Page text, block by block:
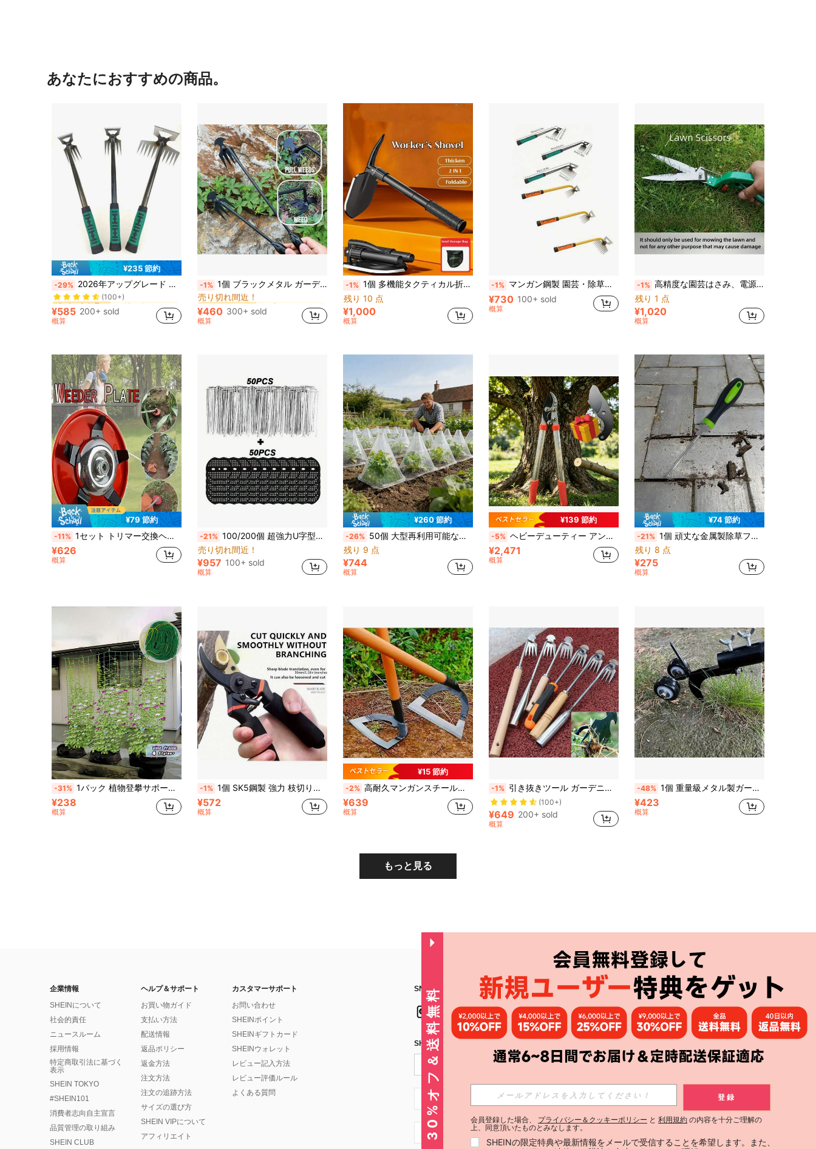
あなたにおすすめの商品。
¥235 節約
-29% 2026年アップグレード マンガン鋼ウィーダー、手動マルチファンクション ガーデンリムーバーツール、頑丈な金属ハンドル、ヤードやガーデンの除草と掘削に適しています
#8 ベストセラー
に ガーデニングツール
(100+)
#8 ベストセラー
(100+)
#8 ベストセラー
(100+)
#8 ベストセラー
¥585 200+ sold
概算
-1% 1個 ブラックメタル ガーデニング除草ツール - ポータブル4本爪ハンドヘルド除草機、厚手スチール、錆びにくく耐久性あり、多機能芝生ケアフック、庭とガーデン、バルコニーガーデニングツールアクセサリーに適しています
#2 ベストセラー
売り切れ間近！
#2 ベストセラー
売り切れ間近！
#2 ベストセラー
売り切れ間近！
#2 ベストセラー に ブラック ガーデニングツール
売り切れ間近！
¥460 300+ sold
概算
-1% 1個 多機能タクティカル折りたたみサバイバルシャベル カモフラージュ外袋付き、ノコギリ、ピックヘッド、折りたたみ式エンジニアリングシャベル アウトドアアドベンチャー、サバイバル、ハイキング、キャンプ用、耐久性のあるステンレス鋼
残り 10 点
¥1,000
概算
-1% マンガン鋼製 園芸・除草ツール 1個 - 手動式園芸レーキ、人間工学に基づいたグリーンとイエローのハンドル装備、土や雑草を簡単に除去できる、2way手動除草スコップ、園芸作業に適した、手動式園芸ツール | 人間工学に基づいた園芸ツール | 頑丈な園芸ツール
¥730 100+ sold
概算
-1% 高精度な園芸はさみ、電源不要、家庭の庭いじりやお庭の手入れに適しています。耐久性があり長持ちします。人間工学に基づいたデザインの炭素鋼製の現代的な芝刈り機。
残り 1 点
¥1,020
概算
¥79 節約
-11% 1セット トリマー交換ヘッド - 水陸両用刈払い刃 アンチラップガード付き、水田や果樹園に適した耐久性のある刈刃、芝刈り機とブラシカッターに汎用対応
¥626
概算
-21% 100/200個 超強力U字型亜鉛合金テントペグ ワッシャー付き - アウトドアテント、ガーデニング、緑化シート、バリア、ガルバナイズド鋼床ネイルに最適
売り切れ間近！
¥957 100+ sold
概算
¥260 節約
-26% 50個 大型再利用可能な植物保護カバー - 丈夫な園芸用品、鳥、霜、カタツムリなどから植物を保護、通年の植物保護に適しています、耐久性のある素材、頑丈な構造、ファッショナブルなミニマリストの実用的なデザイン、園芸愛好家に役立つ便利なツール、収納と整理
残り 9 点
¥744
概算
¥139 節約
-5% ヘビーデューティー アンビル式 剪定ばさみ、伸縮式 鋭い刃のツリートリマー、ガーデン枝切り / ツリー剪定ツール / 太い枝切り / 55cm コンパウンドアクション バイパス剪定ばさみ、ヘビーデューティー アルミニウム合金ハンドル ツリー剪定ばさみ
¥2,471
概算
¥74 節約
-21% 1個 頑丈な金属製除草フック 歯付き・保護カバー付き、雑草、石、苔を効果的に取り除くガーデニングツール、芝生メンテナンス、舗装のひび割れやタイルの隙間の清掃に使える耐久性のある頑丈なツール
残り 8 点
¥275
概算
-31% 1パック 植物登攀サポートトレリスネット、耐久性のある拡張可能なガーデンメッシュ、錆びない頑丈なつる登攀フレーム、アイビー、アサガオ、バラ、キュウリ、ヘチマ、作物用、ガーデン、パティオ、温室、垂直緑化に最適
¥238
概算
-1% 1個 SK5鋼製 強力 枝切りバサミ 、楽々ガーデニングバサミ 太い枝に適した、ガーデン、果樹の剪定、ガーデニングツール
¥572
概算
¥15 節約
-2% 高耐久マンガンスチール製クロー - 厚手尖った除草ツール、土をほぐしやすく、耕作 - 鋭いエッジデザイン、住宅所有者、ガーデナー、栽培者が効率的に使用できる、屋外ガーデニングと芝生の手入れに適しています
¥639
概算
-1% 引き抜きツール ガーデニング引き抜きツール、移動式ガーデン除草ツール、植物育成用の4歯マンガン鋼鍛造手引き抜きツール、除草作業に最適、野菜園、裏庭、農場用除草ツール、移動式除草道具、2024年 New Manganese Steel 引き抜きツール、野菜育て、庭での栽培および除草に最適な手引き抜きツール
(100+)
¥649 200+ sold
概算
-48% 1個 重量級メタル製ガーデンウィーダーローラー、多目的隙間除草ツール、曲がらない階段用ウィーダー、効率的なローリング除草、屋外スペースに適しています
¥423
概算
もっと見る
企業情報
SHEINについて
社会的責任
ニュースルーム
採用情報
特定商取引法に基づく
表示
SHEIN TOKYO
#SHEIN101
消費者志向自主宣言
品質管理の取り組み
SHEIN CLUB
ヘルプ＆サポート
お買い物ガイド
支払い方法
配送情報
返品ポリシー
返金方法
注文方法
注文の追跡方法
サイズの選び方
SHEIN VIPについて
アフィリエイト
カスタマーサポート
お問い合わせ
SHEINポイント
SHEINギフトカード
SHEINウォレット
レビュー記入方法
レビュー評価ルール
よくある質問
SNSフォローはこちら： アプリ
SHEIN STYLE NEWSを購読する
購読
JP + 81 登録する
JP + 81
30%オフ＆送料無料 登録
会員登録した場合、 プライバシー＆クッキーポリシー と 利用規約 の内容を十分ご理解の
上、同意頂いたものとみなします。
SHEINの限定特典や最新情報をメールで受信することを希望します。また、